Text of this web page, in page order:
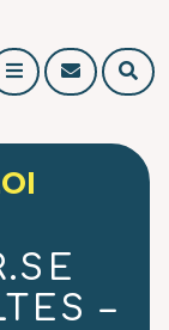
C
o
r
e
h
–